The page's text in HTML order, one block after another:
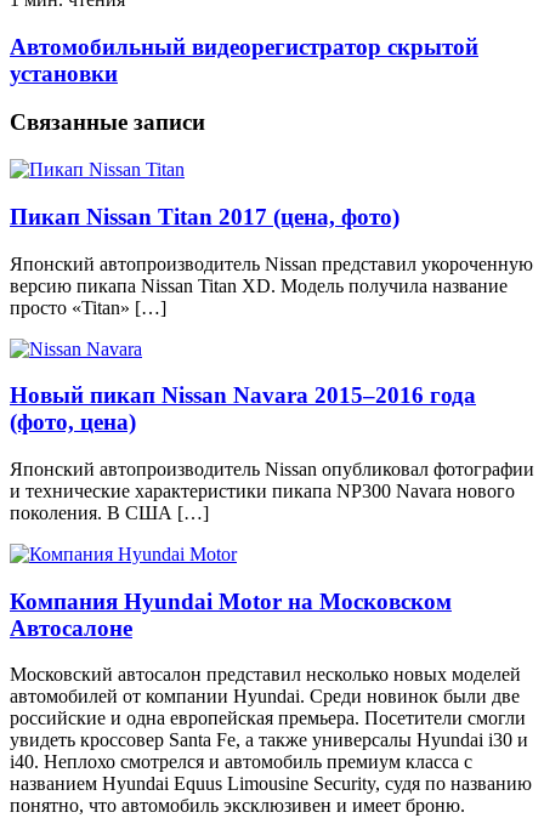
Автомобильный видеорегистратор скрытой
установки
Связанные записи
Пикап Nissan Titan 2017 (цена, фото)
Японский автопроизводитель Nissan представил укороченную
версию пикапа Nissan Titan XD. Модель получила название
просто «Titan» […]
Новый пикап Nissan Navara 2015–2016 года
(фото, цена)
Японский автопроизводитель Nissan опубликовал фотографии
и технические характеристики пикапа NP300 Navara нового
поколения. В США […]
Компания Hyundai Motor на Московском
Автосалоне
Московский автосалон представил несколько новых моделей
автомобилей от компании Hyundai. Среди новинок были две
российские и одна европейская премьера. Посетители смогли
увидеть кроссовер Santa Fe, а также универсалы Hyundai i30 и
i40. Неплохо смотрелся и автомобиль премиум класса с
названием Hyundai Equus Limousine Security, судя по названию
понятно, что автомобиль эксклюзивен и имеет броню.